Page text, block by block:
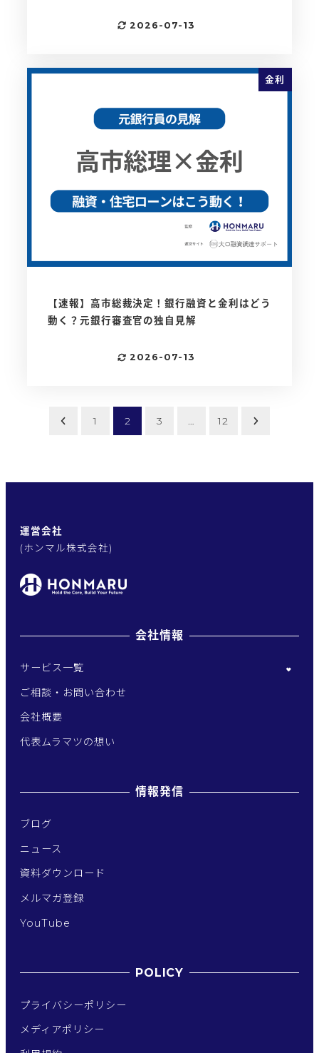
更新日
2026-07-13
金利
【速報】高市総裁決定！銀行融資と金利はどう
動く？元銀行審査官の独自見解
更新日
2026-07-13
の
ー
送
1 2 3 … 12
運営会社
(ホンマル株式会社)
会社情報
サービス一覧
ご相談・お問い合わせ
会社概要
代表ムラマツの想い
情報発信
ブログ
ニュース
資料ダウンロード
メルマガ登録
YouTube
POLICY
プライバシーポリシー
メディアポリシー